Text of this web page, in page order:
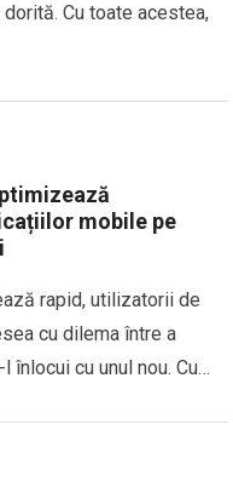
Cu toate acestea,
mobile pe
rapid, utilizatorii de
cu dilema între a
înlocui cu unul nou. Cu…